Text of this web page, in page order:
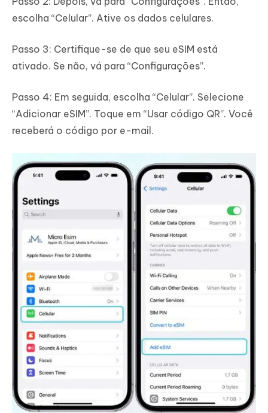
escolha “Celular”. Ative os dados celulares.
Passo 3: Certifique-se de que seu eSIM está
ativado. Se não, vá para “Configurações”.
Passo 4: Em seguida, escolha “Celular”. Selecione
“Adicionar eSIM”. Toque em “Usar código QR”. Você
receberá o código por e-mail.